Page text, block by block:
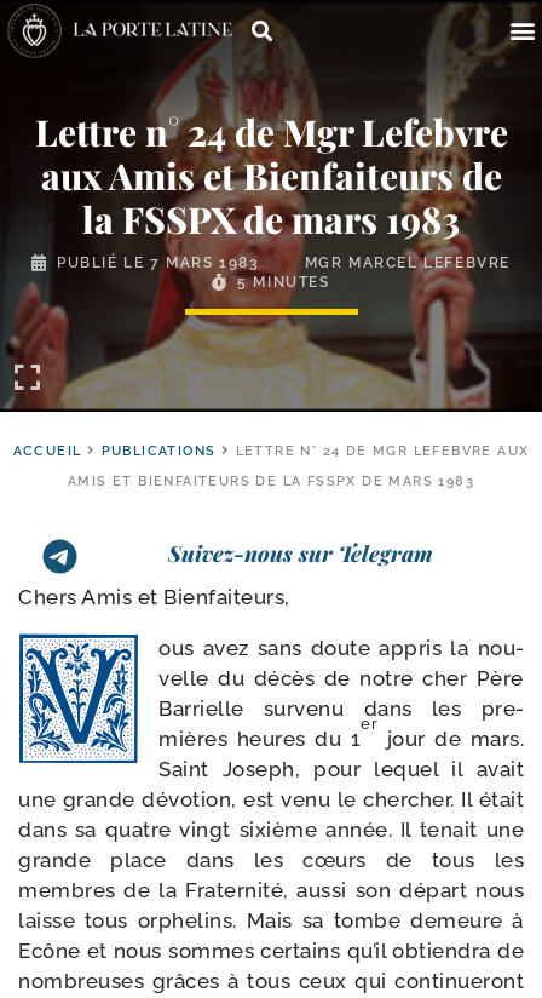
Lettre n° 24 de Mgr Lefebvre
aux Amis et Bienfaiteurs de
la FSSPX de mars 1983
PUBLIÉ LE 7 MARS 1983
MGR MARCEL LEFEBVRE
5 MINUTES
ACCUEIL PUBLICATIONS
LETTRE N° 24 DE MGR LEFEBVRE AUX
AMIS ET BIENFAITEURS DE LA FSSPX DE MARS 1983
Suivez-nous sur Telegram
Chers Amis et Bienfaiteurs,
ous avez sans doute appris la nou­
velle du décès de notre cher Père
Barrielle sur­ve­nu dans les pre­
mières heures du 1
er
jour de mars.
Saint Joseph, pour lequel il avait
une grande dévo­tion, est venu le cher­cher. Il était
dans sa quatre vingt sixième année. Il tenait une
grande place dans les cœurs de tous les
membres de la Fraternité, aus­si son départ nous
laisse tous orphe­lins. Mais sa tombe demeure à
Ecône et nous sommes cer­tains qu’il obtien­dra de
nom­breuses grâces à tous ceux qui conti­nue­ront